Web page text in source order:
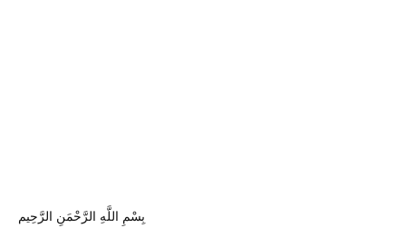
بِسْمِ اللَّهِ الرَّحْمَنِ الرَّحِيم